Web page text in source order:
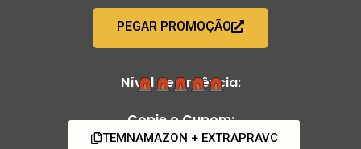
PEGAR PROMOÇÃO
Nível de Urgência:
Copie o Cupom:
TEMNAMAZON + EXTRAPRAVC